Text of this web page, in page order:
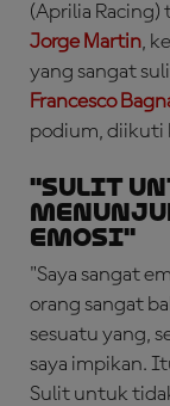
(Aprilia Racing)
Jorge Martin,
yang sangat
Francesco
podium, diikuti
"Sulit
Emosi"
"Saya sangat
orang sangat
sesuatu yang,
saya impikan.
Sulit untuk